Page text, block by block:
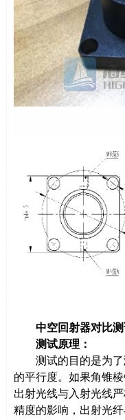
中空回射器对比测
测试原理：
测试的目的是为
的平行度。如果角锥
出射光线与入射光线
精度的影响，出射光